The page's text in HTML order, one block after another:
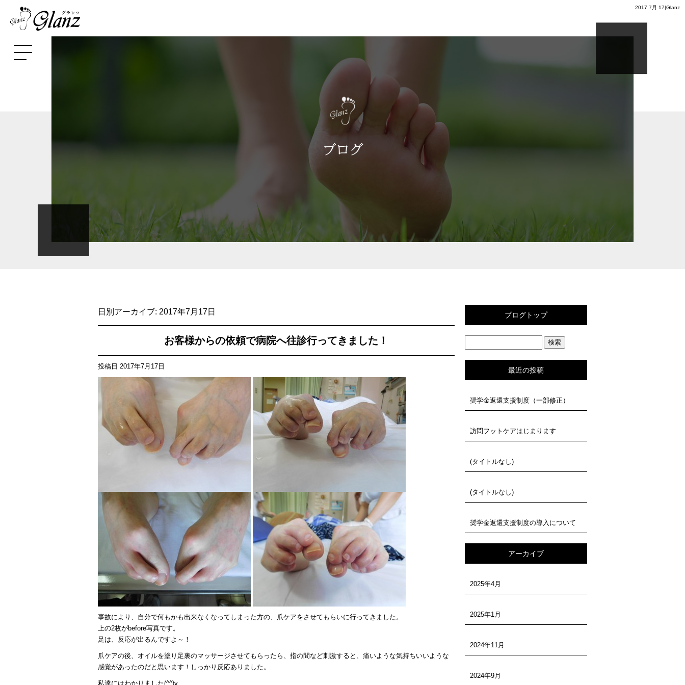
2017 7月 17|Glanz
日別アーカイブ: 2017年7月17日
お客様からの依頼で病院へ往診行ってきました！
投稿日 2017年7月17日
事故により、自分で何もかも出来なくなってしまった方の、爪ケアをさせてもらいに行ってきました。
上の2枚がbefore写真です。
足は、反応が出るんですよ～！
爪ケアの後、オイルを塗り足裏のマッサージさせてもらったら、指の間など刺激すると、痛いような気持ちいいような
感覚があったのだと思います！しっかり反応ありました。
私達にはわかりました(^^)v
ブログトップ
最近の投稿
奨学金返還支援制度（一部修正）
訪問フットケアはじまります
(タイトルなし)
(タイトルなし)
奨学金返還支援制度の導入について
アーカイブ
2025年4月
2025年1月
2024年11月
2024年9月